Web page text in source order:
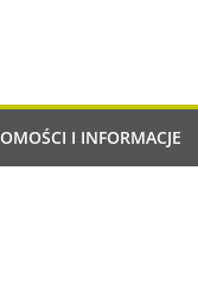
I INFORMACJE